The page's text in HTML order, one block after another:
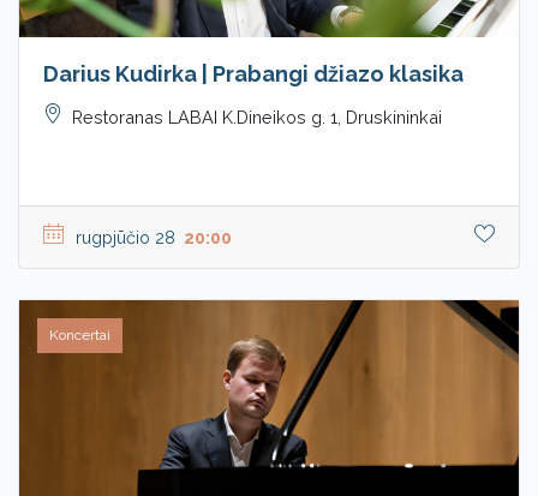
Darius Kudirka | Prabangi džiazo klasika
Restoranas LABAI K.Dineikos g. 1, Druskininkai
rugpjūčio 28 20:00
Koncertai